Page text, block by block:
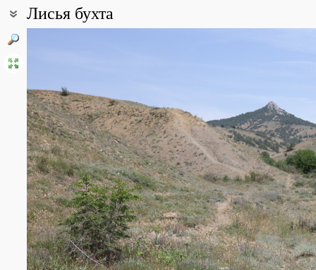
Лисья бухта
глинами, местами подверженными эрозии. Преобладают
саванноидный типы растительности. На самых крутых
лишенные растений, за исключением каперсов и
Шобера. Лисья бухта - излюбленное место исследований
многих видов насекомых, обитающих здесь являются
крупная в Крыму популяция орхидеи ремнелепестника
отдельные годы. Территория подвержена сильной
Лисья бухта - один из самых известных в СНГ нудистских
крупный рогатый скот.
All photos(91) Photos of plants & lichens(383)